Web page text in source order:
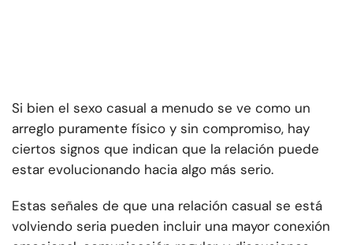
Si bien el sexo casual a menudo se ve como un
arreglo puramente físico y sin compromiso, hay
ciertos signos que indican que la relación puede
estar evolucionando hacia algo más serio.
Estas señales de que una relación casual se está
volviendo seria pueden incluir una mayor conexión